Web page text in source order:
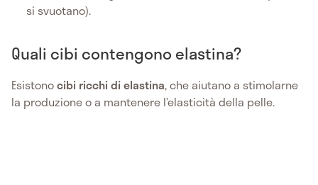
si svuotano).
Quali cibi contengono elastina?
Esistonocibi ricchi di elastina, che aiutano a stimolarne
la produzione o a mantenere l’elasticità della pelle.